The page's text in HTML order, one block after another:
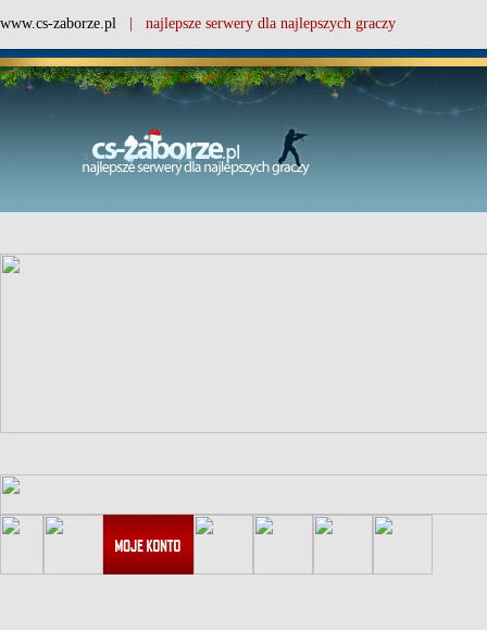
www.cs-zaborze.pl | najlepsze serwery dla najlepszych graczy